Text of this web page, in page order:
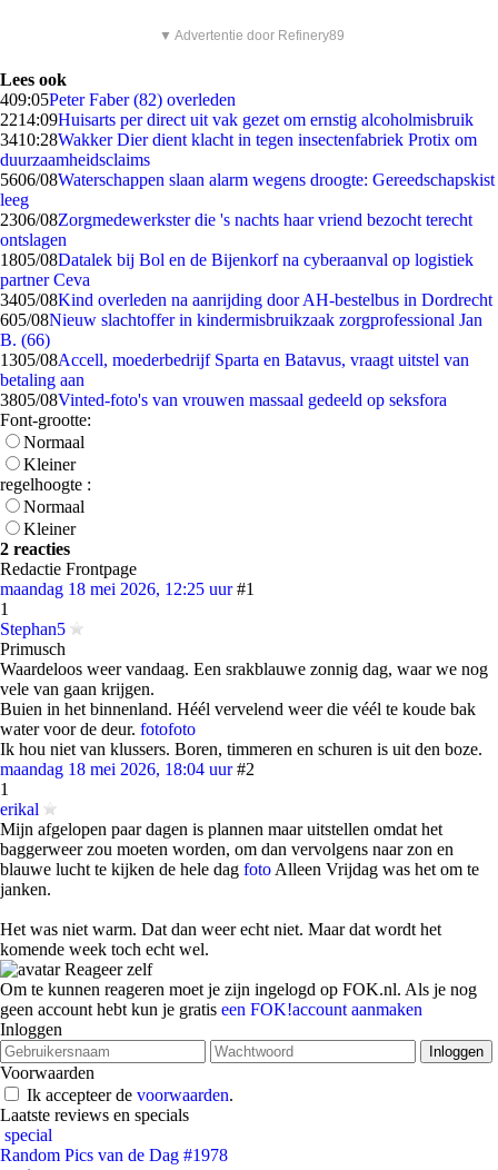
▼ Advertentie door Refinery89
Lees ook
409:05Peter Faber (82) overleden
2214:09Huisarts per direct uit vak gezet om ernstig alcoholmisbruik
3410:28Wakker Dier dient klacht in tegen insectenfabriek Protix om
duurzaamheidsclaims
5606/08Waterschappen slaan alarm wegens droogte: Gereedschapskist
leeg
2306/08Zorgmedewerkster die 's nachts haar vriend bezocht terecht
ontslagen
1805/08Datalek bij Bol en de Bijenkorf na cyberaanval op logistiek
partner Ceva
3405/08Kind overleden na aanrijding door AH-bestelbus in Dordrecht
605/08Nieuw slachtoffer in kindermisbruikzaak zorgprofessional Jan
B. (66)
1305/08Accell, moederbedrijf Sparta en Batavus, vraagt uitstel van
betaling aan
3805/08Vinted-foto's van vrouwen massaal gedeeld op seksfora
Font-grootte:
Normaal
Kleiner
regelhoogte :
Normaal
Kleiner
2 reacties
Redactie Frontpage
maandag 18 mei 2026, 12:25 uur #1
1
Stephan5
Primusch
Waardeloos weer vandaag. Een srakblauwe zonnig dag, waar we nog
vele van gaan krijgen.
Buien in het binnenland. Héél vervelend weer die véél te koude bak
water voor de deur. fotofoto
Ik hou niet van klussers. Boren, timmeren en schuren is uit den boze.
maandag 18 mei 2026, 18:04 uur #2
1
erikal
Mijn afgelopen paar dagen is plannen maar uitstellen omdat het
baggerweer zou moeten worden, om dan vervolgens naar zon en
blauwe lucht te kijken de hele dag foto Alleen Vrijdag was het om te
janken.
Het was niet warm. Dat dan weer echt niet. Maar dat wordt het
komende week toch echt wel.
Reageer zelf
Om te kunnen reageren moet je zijn ingelogd op FOK.nl. Als je nog
geen account hebt kun je gratis een FOK!account aanmaken
Inloggen
Voorwaarden
Ik accepteer de voorwaarden.
Laatste reviews en specials
special
Random Pics van de Dag #1978